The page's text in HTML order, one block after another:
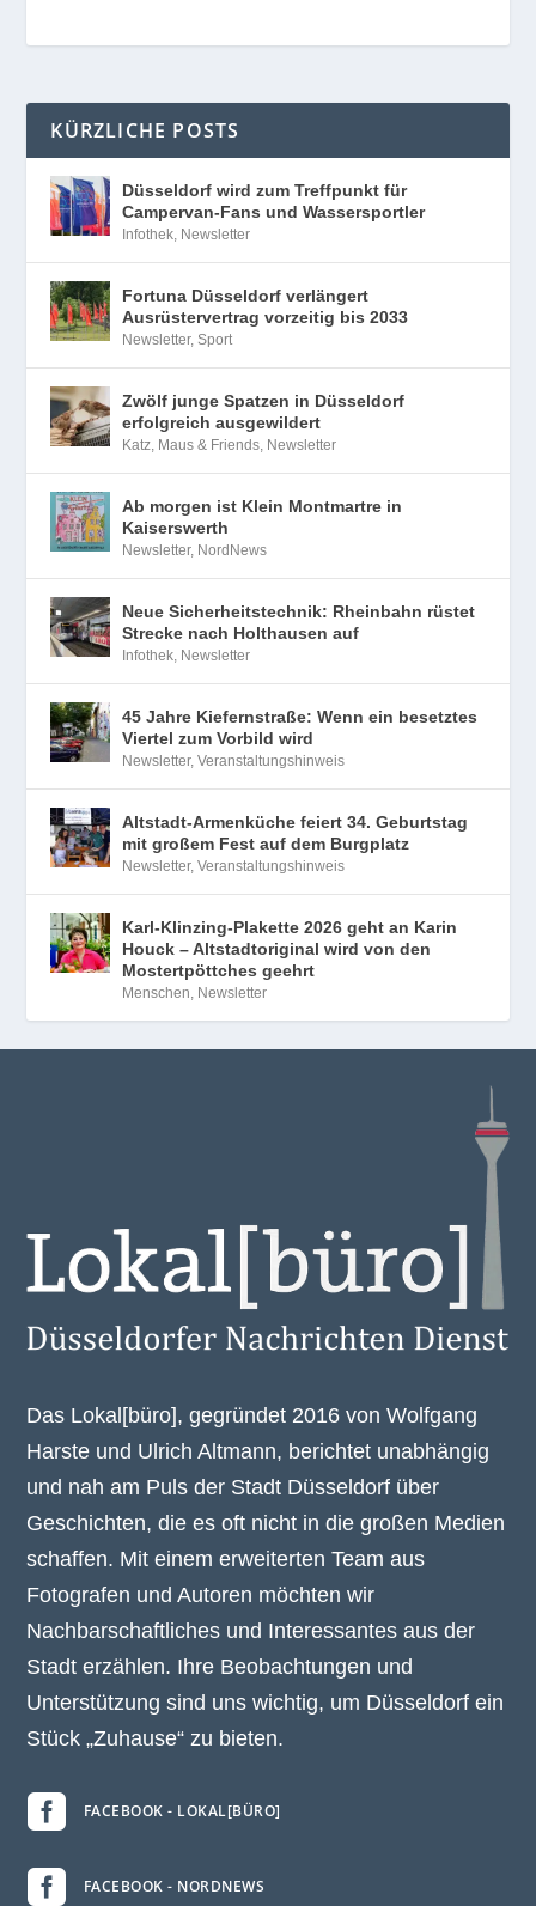
KÜRZLICHE POSTS
Düsseldorf wird zum Treffpunkt für
Campervan-Fans und Wassersportler
Infothek Newsletter
Fortuna Düsseldorf verlängert
Ausrüstervertrag vorzeitig bis 2033
Newsletter,Sport
Zwölf junge Spatzen in Düsseldorf
erfolgreich ausgewildert
Katz, Maus & Friends Newsletter
Ab morgen ist Klein Montmartre in
Kaiserswerth
Newsletter, NordNews
Neue Sicherheitstechnik: Rheinbahn rüstet
Strecke nach Holthausen auf
Infothek Newsletter
45 Jahre Kiefernstraße: Wenn ein besetztes
Viertel zum Vorbild wird
Newsletter,Veranstaltungshinweis
Altstadt-Armenküche feiert 34. Geburtstag
mit großem Fest auf dem Burgplatz
Newsletter,Veranstaltungshinweis
Karl-Klinzing-Plakette 2026 geht an Karin
Houck – Altstadtoriginal wird von den
Mostertpöttches geehrt
Menschen Newsletter
Das Lokal[büro], gegründet 2016 von Wolfgang
Harste und Ulrich Altmann, berichtet unabhängig
und nah am Puls der Stadt Düsseldorf über
Geschichten, die es oft nicht in die großen Medien
schaffen. Mit einem erweiterten Team aus
Fotografen und Autoren möchten wir
Nachbarschaftliches und Interessantes aus der
Stadt erzählen. Ihre Beobachtungen und
Unterstützung sind uns wichtig, um Düsseldorf ein
Stück „Zuhause“ zu bieten.
 FACEBOOK - LOKAL[BÜRO]
 FACEBOOK - NORDNEWS